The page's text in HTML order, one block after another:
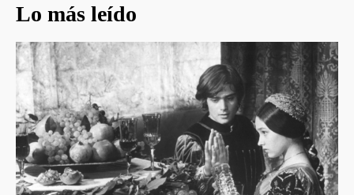
Lo más leído